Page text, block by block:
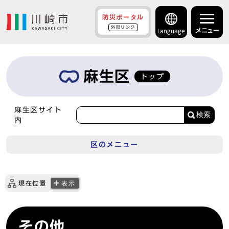
防災ポータル
外部リンク
Language メニュー
麻生区 トップ
麻生区サイト
内
検索
区のメニュー
現在位置 表示